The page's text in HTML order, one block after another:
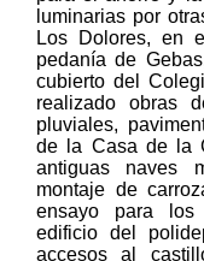
luminarias por
Los Dolores, en
pedanía de
cubierto del
realizado obras
pluviales,
de la Casa de la
antiguas naves
montaje de
ensayo para los
edificio del
accesos al